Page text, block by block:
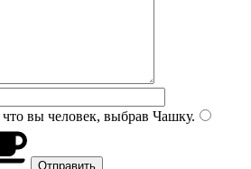
вы человек, выбрав Чашку.